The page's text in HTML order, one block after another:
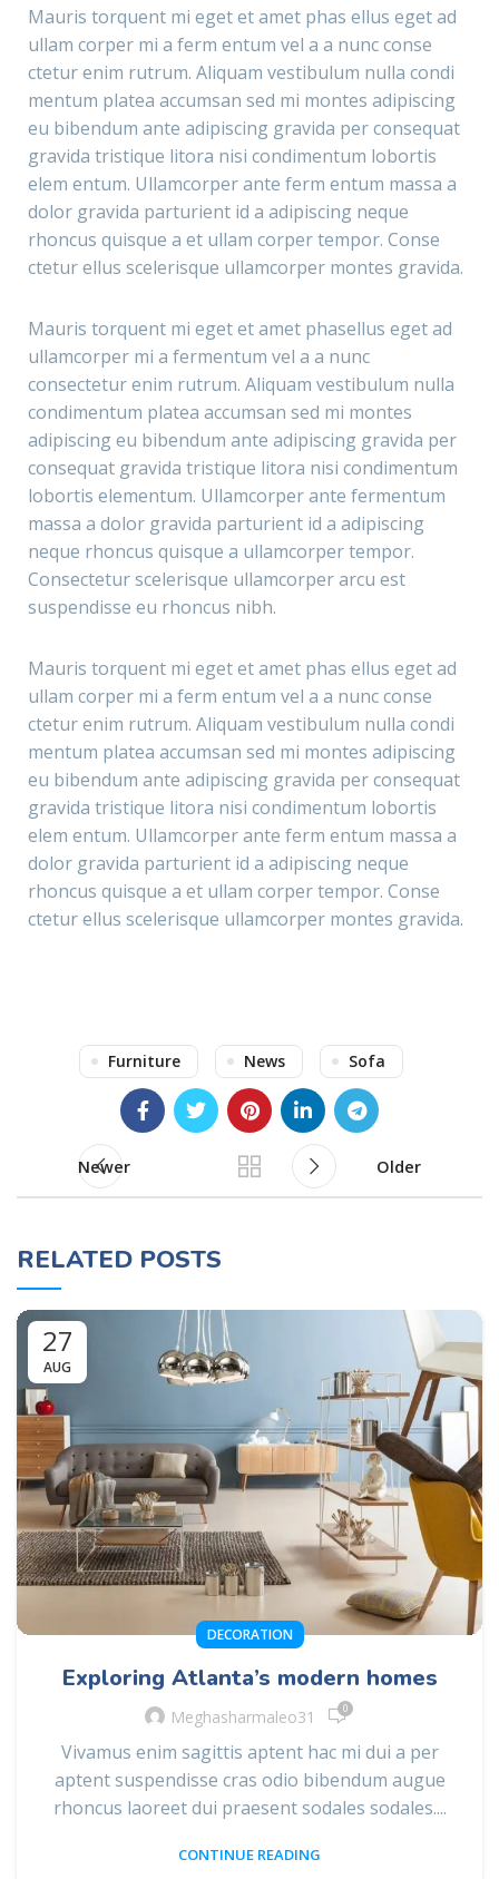
Mauris torquent mi eget et amet phas ellus eget ad
ullam corper mi a ferm entum vel a a nunc conse
ctetur enim rutrum. Aliquam vestibulum nulla condi
mentum platea accumsan sed mi montes adipiscing
eu bibendum ante adipiscing gravida per consequat
gravida tristique litora nisi condimentum lobortis
elem entum. Ullamcorper ante ferm entum massa a
dolor gravida parturient id a adipiscing neque
rhoncus quisque a et ullam corper tempor. Conse
ctetur ellus scelerisque ullamcorper montes gravida.
Mauris torquent mi eget et amet phasellus eget ad
ullamcorper mi a fermentum vel a a nunc
consectetur enim rutrum. Aliquam vestibulum nulla
condimentum platea accumsan sed mi montes
adipiscing eu bibendum ante adipiscing gravida per
consequat gravida tristique litora nisi condimentum
lobortis elementum. Ullamcorper ante fermentum
massa a dolor gravida parturient id a adipiscing
neque rhoncus quisque a ullamcorper tempor.
Consectetur scelerisque ullamcorper arcu est
suspendisse eu rhoncus nibh.
Mauris torquent mi eget et amet phas ellus eget ad
ullam corper mi a ferm entum vel a a nunc conse
ctetur enim rutrum. Aliquam vestibulum nulla condi
mentum platea accumsan sed mi montes adipiscing
eu bibendum ante adipiscing gravida per consequat
gravida tristique litora nisi condimentum lobortis
elem entum. Ullamcorper ante ferm entum massa a
dolor gravida parturient id a adipiscing neque
rhoncus quisque a et ullam corper tempor. Conse
ctetur ellus scelerisque ullamcorper montes gravida.
Furniture News Sofa
Newer Older
RELATED POSTS
27
AUG
DECORATION
Exploring Atlanta’s modern homes
Meghasharmaleo31 0
Vivamus enim sagittis aptent hac mi dui a per
aptent suspendisse cras odio bibendum augue
rhoncus laoreet dui praesent sodales sodales....
CONTINUE READING